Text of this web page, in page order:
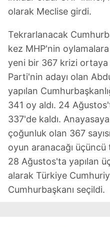
olarak Meclise girdi.
Tekrarlanacak
kez MHP'nin oylamalara
yeni bir 367 krizi ortaya
Parti'nin adayı olan
yapılan
341 oy aldı. 24
337'de kaldı.
çoğunluk olan 367
oyun aranacağı
28 Ağustos'ta yapılan
alarak Türkiye
Cumhurbaşkanı seçildi.